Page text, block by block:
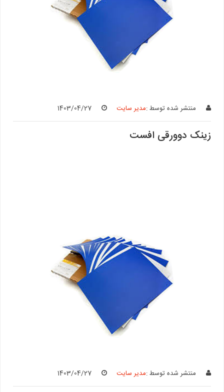
منتشر شده توسط :مدیر سایت 1403/04/27
زینک دوورقی افست
منتشر شده توسط :مدیر سایت 1403/04/27